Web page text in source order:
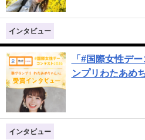
インタビュー
「#国際女性デ
ンプリわたあ
インタビュー